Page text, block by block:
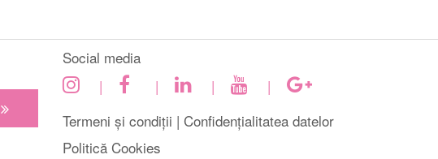
Social media
|
| |
|
Termeni și condiții | Confidențialitatea datelor
Politică Cookies